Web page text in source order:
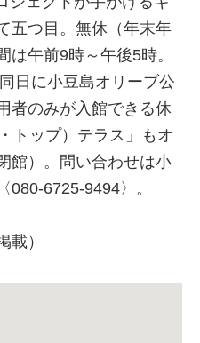
五つ目。無休（年末年
は午前9時～午後5時。
日に小豆島オリーブ公
者のみが入館できる休
トップ）テラス」もオ
館）。問い合わせは小
080-6725-9494〉。
載）